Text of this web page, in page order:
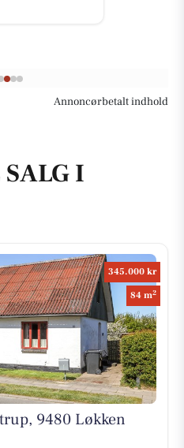
Annoncørbetalt indhold
I
345.000 kr
84 m2
9480 Løkken